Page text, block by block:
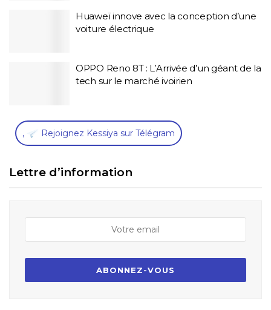
Huaweï innove avec la conception d’une
voiture électrique
OPPO Reno 8T : L’Arrivée d’un géant de la
tech sur le marché ivoirien
, Rejoignez Kessiya sur Télégram
Lettre d’information